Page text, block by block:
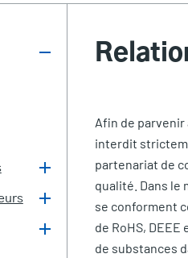
Afin de
interdit
partenariat de
qualité. Dans le
se conforment
de RoHS,
de substances